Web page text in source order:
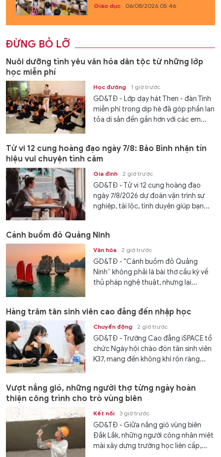
Giáo dục 06/08/2026 05:46
ĐỪNG BỎ LỠ
Nuôi dưỡng tình yêu văn hóa dân tộc từ những lớp
học miễn phí
Học đường 1 giờ trước
GD&TĐ - Lớp dạy hát Then - đàn Tính
miễn phí trong dịp hè đã góp phần lan
tỏa di sản đến gần hơn với các em...
Tử vi 12 cung hoàng đạo ngày 7/8: Bảo Bình nhận tín
hiệu vui chuyện tình cảm
Gia đình 2 giờ trước
GD&TĐ - Tử vi 12 cung hoàng đạo
ngày 7/8/2026 dự đoán vận trình sự
nghiệp, tài lộc, tình duyên giúp bạn...
Cánh buồm đỏ Quảng Ninh
Văn hóa 2 giờ trước
GD&TĐ - "Cánh buồm đỏ Quảng
Ninh” không phải là bài thơ cầu kỳ về
thủ pháp nghệ thuật, nhưng lại...
Hàng trăm tân sinh viên cao đẳng đến nhập học
Chuyển động 2 giờ trước
GD&TĐ - Trường Cao đẳng iSPACE tổ
chức Ngày hội chào đón tân sinh viên
K37, mang đến không khí rộn ràng...
Vượt nắng gió, những người thợ từng ngày hoàn
thiện công trình cho trò vùng biên
Kết nối 3 giờ trước
GD&TĐ - Giữa nắng gió vùng biên
Đắk Lắk, những người công nhân miệt
mài xây dựng trường học liên cấp,...